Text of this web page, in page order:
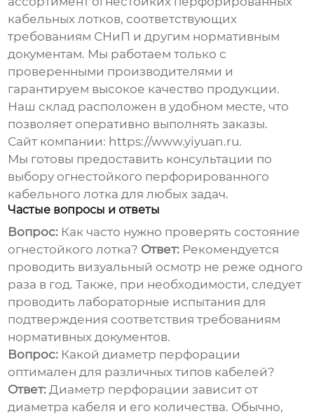
кабельных лотков, соответствующих
требованиям СНиП и другим нормативным
документам. Мы работаем только с
проверенными производителями и
гарантируем высокое качество продукции.
Наш склад расположен в удобном месте, что
позволяет оперативно выполнять заказы.
Сайт компании: https://www.yiyuan.ru.
Мы готовы предоставить консультации по
выбору огнестойкого перфорированного
кабельного лотка для любых задач.
Частые вопросы и ответы
Вопрос: Как часто нужно проверять состояние
огнестойкого лотка? Ответ: Рекомендуется
проводить визуальный осмотр не реже одного
раза в год. Также, при необходимости, следует
проводить лабораторные испытания для
подтверждения соответствия требованиям
нормативных документов.
Вопрос: Какой диаметр перфорации
оптимален для различных типов кабелей?
Ответ: Диаметр перфорации зависит от
диаметра кабеля и его количества. Обычно,